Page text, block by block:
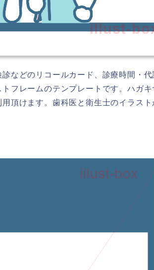
illust-
などのリコールカード、診療時間・代
フレームのテンプレートです。ハガ
頂けます。歯科医と衛生士のイラスト